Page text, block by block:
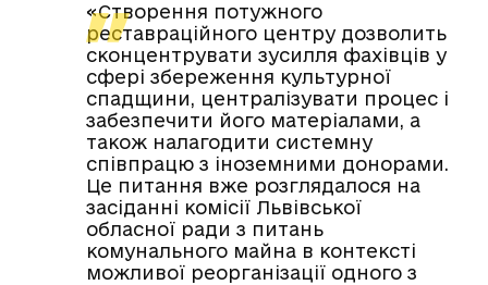
«Створення потужного
реставраційного центру дозволить
сконцентрувати зусилля фахівців у
сфері збереження культурної
спадщини, централізувати процес і
забезпечити його матеріалами, а
також налагодити системну
співпрацю з іноземними донорами.
Це питання вже розглядалося на
засіданні комісії Львівської
обласної ради з питань
комунального майна в контексті
можливої реорганізації одного з